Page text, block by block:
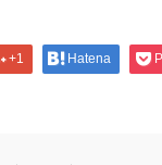
+1 Hatena